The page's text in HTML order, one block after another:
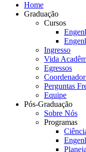
Home
Graduação
Cursos
Ingresso
Vida
Egressos
Perguntas
Equipe
Pós-Graduação
Sobre Nós
Programas